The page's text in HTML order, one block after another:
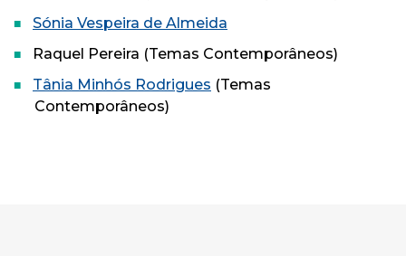
Sónia Vespeira de Almeida
Raquel Pereira (Temas Contemporâneos)
Tânia Minhós Rodrigues (Temas
Contemporâneos)